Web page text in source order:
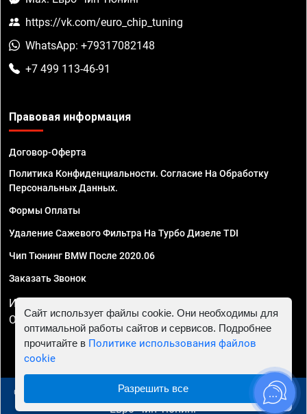
https://vk.com/euro_chip_tuning
WhatsApp: +79317082148
+7 499 113-46-91
Правовая информация
Договор-Оферта
Политика Конфиденциальности. Согласие На Обработку
Персональных Данных.
Формы Оплаты
Удаление Сажевого Фильтра На Турбо Дизеле TDI
Чип Тюнинг BMW После 2020.06
Заказать Звонок
ИП Смирнов Георгий Павлович. ИНН 781302555843,
ОГРНИП 324470400032610
© 2010 - 2026 Чип тюнинг в Москве и МО - Автосервис
"Евро Чип Тюнинг"
Сайт использует файлы cookie. Они необходимы для
оптимальной работы сайтов и сервисов. Подробнее
прочитайте в Политике использования файлов
cookie
Разрешить все